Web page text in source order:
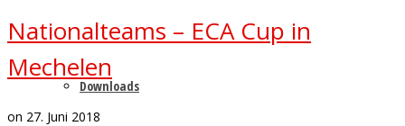
Downloads
Nationalteams – ECA Cup in
Mechelen
on 27. Juni 2018